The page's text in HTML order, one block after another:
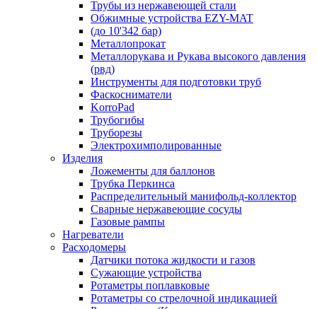
Трубы из нержавеющей стали
Обжимные устройства EZY-MAT
(до 10'342 бар)
Металлопрокат
Металлорукава и Рукава высокого давления
(рвд)
Инструменты для подготовки труб
Фаскосниматели
KorroPad
Трубогибы
Труборезы
Электрохимполированные
Изделия
Ложементы для баллонов
Трубка Перкинса
Распределительный манифольд-коллектор
Сварные нержавеющие сосуды
Газовые рампы
Нагреватели
Расходомеры
Датчики потока жидкости и газов
Сужающие устройства
Ротаметры поплавковые
Ротаметры со стрелочной индикацией